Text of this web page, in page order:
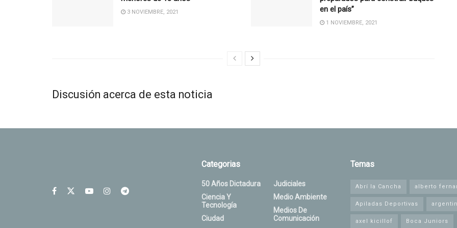
3 NOVIEMBRE, 2021
en el país”
1 NOVIEMBRE, 2021
Discusión acerca de esta noticia
Categorias
50 Años Dictadura
Ciencia Y
Tecnología
Ciudad
Judiciales
Medio Ambiente
Medios De
Comunicación
Temas
Abrí la Cancha alberto
Apiladas Deportivas
axel kicillof Boca Juniors